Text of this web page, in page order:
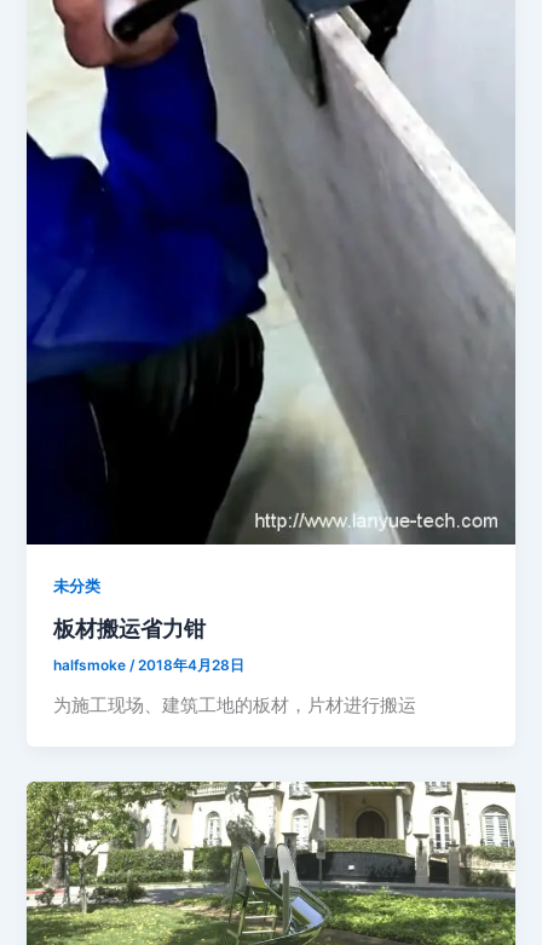
未分类
板材搬运省力钳
halfsmoke/2018年4月28日
为施工现场、建筑工地的板材，片材进行搬运